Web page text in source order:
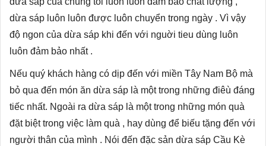
dừa sáp luôn luôn được luôn chuyển trong ngày . Vì vậy
độ ngon của dừa sáp khi đến với nguời tieu dùng luôn
luôn đảm bảo nhất .
Nếu quý khách hàng có dịp đến với miền Tây Nam Bộ mà
bỏ qua đến món ăn dừa sáp là một trong những điêù đáng
tiếc nhất. Ngoài ra dừa sáp là một trong những món quà
đặt biệt trong việc làm quà , hay dùng để biếu tặng đến với
người thân của mình . Nói đến đặc sản dừa sáp Cầu Kè